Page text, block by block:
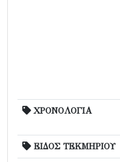
ΧΡΟΝΟΛΟΓΙΑ
ΕΙΔΟΣ ΤΕΚΜΗΡΙΟΥ